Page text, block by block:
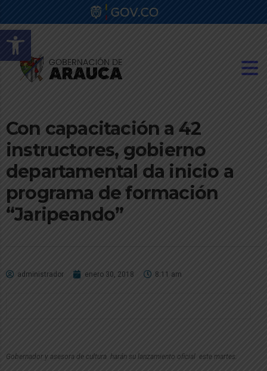
Abrir barra de herramientas
Con capacitación a 42
instructores, gobierno
departamental da inicio a
programa de formación
“Jaripeando”
administrador enero 30, 2018 8:11 am
Gobernador y asesora de cultura harán su lanzamiento oficial este martes.